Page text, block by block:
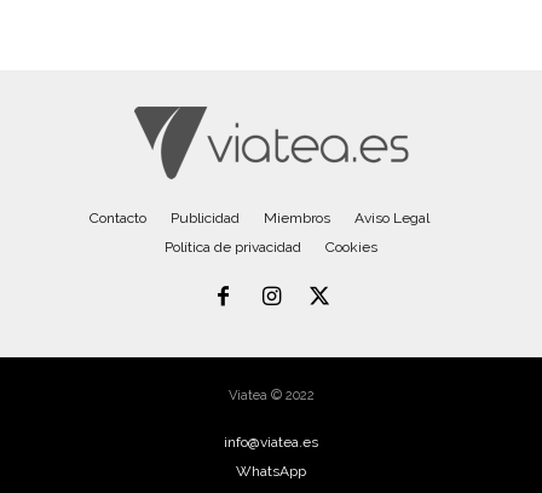
Contacto Publicidad Miembros
Aviso Legal
Política de privacidad
Cookies
Viatea © 2022
info@viatea.es
WhatsApp